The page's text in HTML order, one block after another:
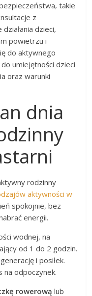
takie
z
dzieci,
powietrzu i
do aktywnego
umiejętności dzieci
oraz warunki
dnia
rodzinny
aktywności w
spokojnie, bez
energii.
wodnej, na
od 1 do 2 godzin.
i posiłek.
na odpoczynek.
rowerową lub